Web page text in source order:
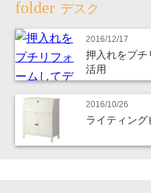
デスク
2016/12/17
押入れをプチ
活用
2016/10/26
ライティング